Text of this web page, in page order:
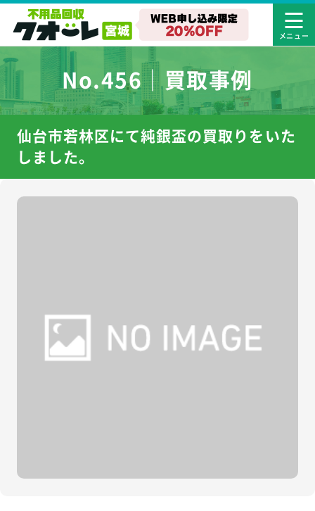
No.456｜買取事例
仙台市若林区にて純銀盃の買取りをいた
しました。